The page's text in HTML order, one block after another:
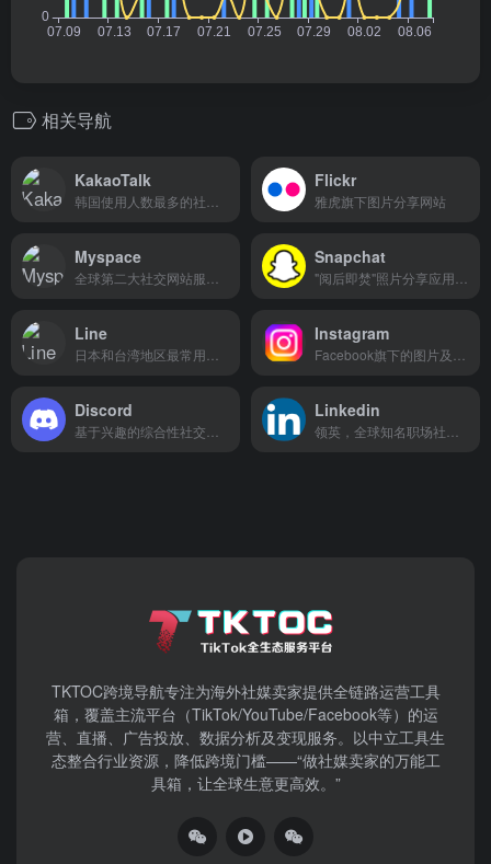
相关导航
KakaoTalk Flickr
雅虎旗下图片分享网站
Myspace Snapchat
Line Instagram
Discord Linkedin
TKTOC跨境导航​专注为海外社媒卖家提供全链路运营工具
箱，覆盖主流平台（TikTok/YouTube/Facebook等）​的运
营、直播、广告投放、数据分析及变现服务。以中立工具生
态整合行业资源，降低跨境门槛——“做社媒卖家的万能工
具箱，让全球生意更高效。”